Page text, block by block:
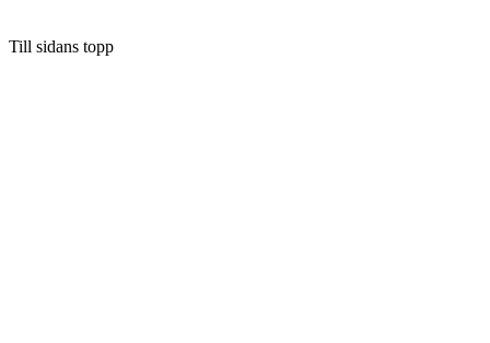
Till sidans topp